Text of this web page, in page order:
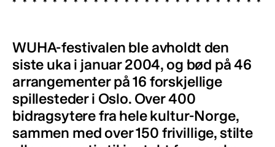
WUHA-festivalen ble avholdt den
siste uka i januar 2004, og bød på 46
arrangementer på 16 forskjellige
spillesteder i Oslo. Over 400
bidragsytere fra hele kultur-Norge,
sammen med over 150 frivillige, stilte